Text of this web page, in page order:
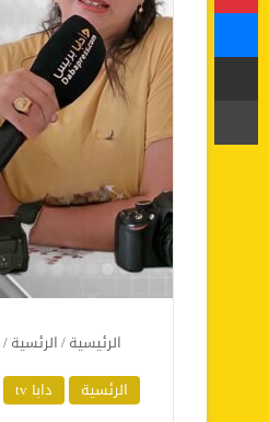
الرئيسية/الرئسية/
الرئسية
دابا tv